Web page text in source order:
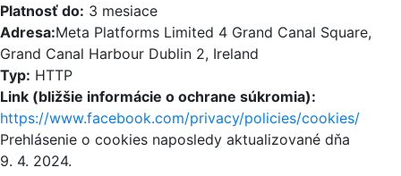
Platnosť do: 3 mesiace
Adresa:Meta Platforms Limited 4 Grand Canal Square,
Grand Canal Harbour Dublin 2, Ireland
Typ: HTTP
Link (bližšie informácie o ochrane súkromia):
https://www.facebook.com/privacy/policies/cookies/
Prehlásenie o cookies naposledy aktualizované dňa
9. 4. 2024.